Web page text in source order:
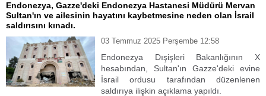
Endonezya, Gazze'deki Endonezya Hastanesi Müdürü Mervan
Sultan'ın ve ailesinin hayatını kaybetmesine neden olan İsrail
saldırısını kınadı.
03 Temmuz 2025 Perşembe 12:58
Endonezya Dışişleri Bakanlığının X
hesabından, Sultan'ın Gazze'deki evine
İsrail ordusu tarafından düzenlenen
saldırıya ilişkin açıklama yapıldı.